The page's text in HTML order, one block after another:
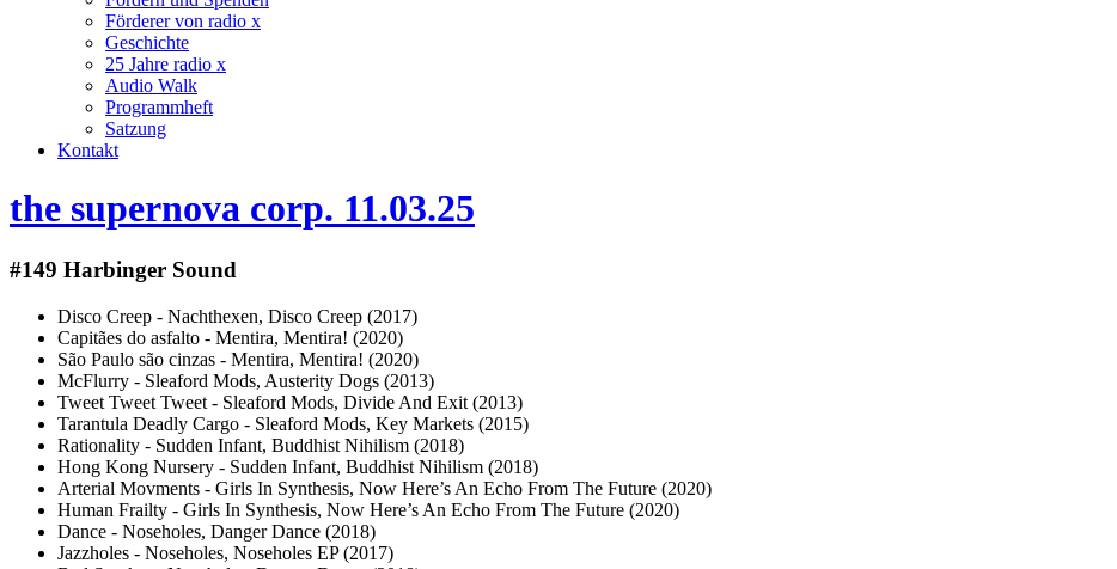
Förderer von radio x
Geschichte
25 Jahre radio x
Audio Walk
Programmheft
Satzung
Kontakt
the supernova corp. 11.03.25
#149 Harbinger Sound
Disco Creep - Nachthexen, Disco Creep (2017)
Capitães do asfalto - Mentira, Mentira! (2020)
São Paulo são cinzas - Mentira, Mentira! (2020)
McFlurry - Sleaford Mods, Austerity Dogs (2013)
Tweet Tweet Tweet - Sleaford Mods, Divide And Exit (2013)
Tarantula Deadly Cargo - Sleaford Mods, Key Markets (2015)
Rationality - Sudden Infant, Buddhist Nihilism (2018)
Hong Kong Nursery - Sudden Infant, Buddhist Nihilism (2018)
Arterial Movments - Girls In Synthesis, Now Here’s An Echo From The Future (2020)
Human Frailty - Girls In Synthesis, Now Here’s An Echo From The Future (2020)
Dance - Noseholes, Danger Dance (2018)
Jazzholes - Noseholes, Noseholes EP (2017)